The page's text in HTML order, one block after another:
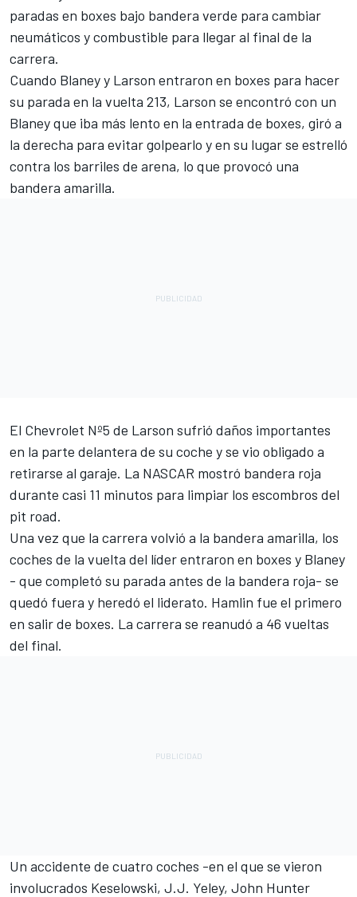
paradas en boxes bajo bandera verde para cambiar
neumáticos y combustible para llegar al final de la
carrera.
Cuando Blaney y Larson entraron en boxes para hacer
su parada en la vuelta 213, Larson se encontró con un
Blaney que iba más lento en la entrada de boxes, giró a
la derecha para evitar golpearlo y en su lugar se estrelló
contra los barriles de arena, lo que provocó una
bandera amarilla.
El Chevrolet Nº5 de Larson sufrió daños importantes
en la parte delantera de su coche y se vio obligado a
retirarse al garaje. La NASCAR mostró bandera roja
durante casi 11 minutos para limpiar los escombros del
pit road.
Una vez que la carrera volvió a la bandera amarilla, los
coches de la vuelta del líder entraron en boxes y Blaney
- que completó su parada antes de la bandera roja- se
quedó fuera y heredó el liderato. Hamlin fue el primero
en salir de boxes. La carrera se reanudó a 46 vueltas
del final.
Un accidente de cuatro coches -en el que se vieron
involucrados Keselowski, J.J. Yeley, John Hunter